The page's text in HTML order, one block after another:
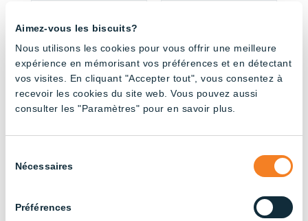
Aimez-vous les biscuits?
Nous utilisons les cookies pour vous offrir une meilleure
expérience en mémorisant vos préférences et en détectant
vos visites. En cliquant "Accepter tout", vous consentez à
recevoir les cookies du site web. Vous pouvez aussi
consulter les "Paramètres" pour en savoir plus.
duNécessaires
Préférences
180cm – 3000K
180cm – 4000K